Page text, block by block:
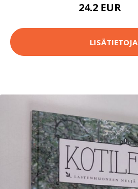
24.2 EUR
LISÄTIETOJA